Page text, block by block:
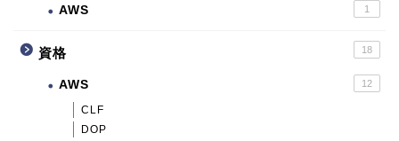
AWS 1
資格 18
AWS 12
CLF
DOP